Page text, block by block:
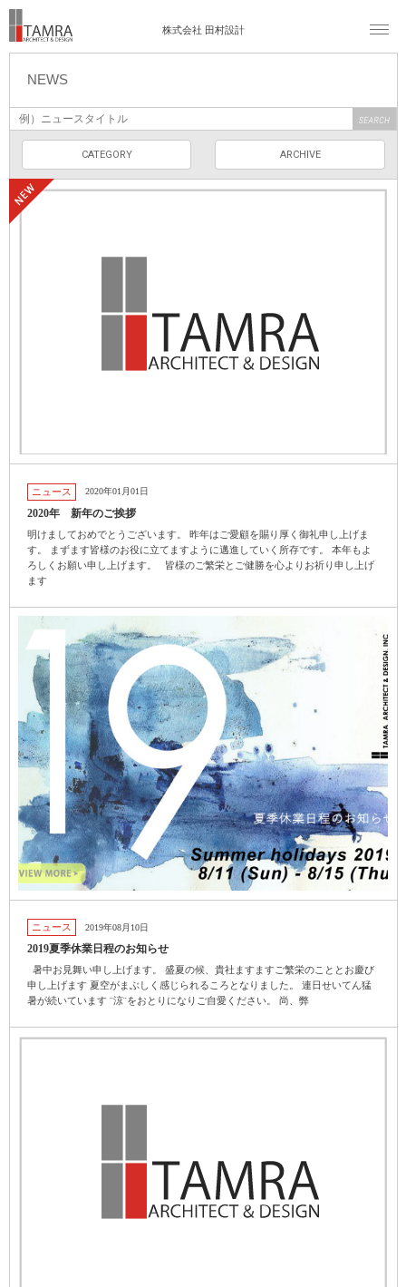
株式会社 田村設計
NEWS
CATEGORY ARCHIVE
ニュース 2020年01月01日
2020年 新年のご挨拶
明けましておめでとうございます。 昨年はご愛顧を賜り厚く御礼申し上げま
す。 まずます皆様のお役に立てますように邁進していく所存です。 本年もよ
ろしくお願い申し上げます。 皆様のご繁栄とご健勝を心よりお祈り申し上げ
ます
ニュース 2019年08月10日
2019夏季休業日程のお知らせ
暑中お見舞い申し上げます。 盛夏の候、貴社ますますご繁栄のこととお慶び
申し上げます 夏空がまぶしく感じられるころとなりました。 連日せいてん猛
暑が続いています ¨涼¨をおとりになりご自愛ください。 尚、弊